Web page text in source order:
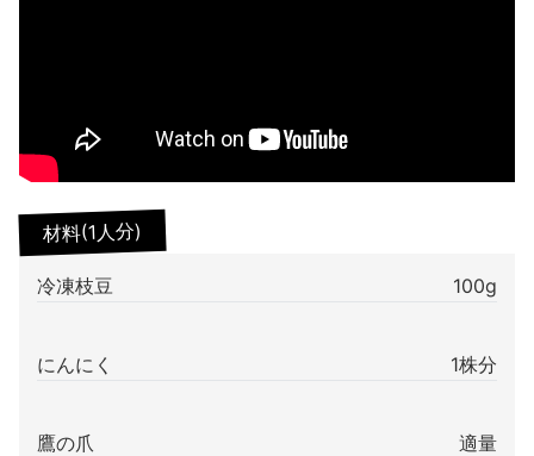
材料(1人分)
冷凍枝豆 100g
にんにく 1株分
鷹の爪 適量